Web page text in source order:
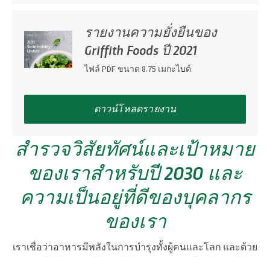
รายงานความยั่งยืนของ
Griffith Foods ปี 2021
ไฟล์ PDF ขนาด 8.75 เมกะไบต์
ดาวน์โหลดรายงาน
สำรวจวิสัยทัศน์และเป้าหมาย
ของเราสำหรับปี 2030 และ
ความเป็นอยู่ที่ดีของบุคลากร
ของเรา
เราเชื่อว่าอาหารมีพลังในการบำรุงทั้งผู้คนและโลก และด้วย